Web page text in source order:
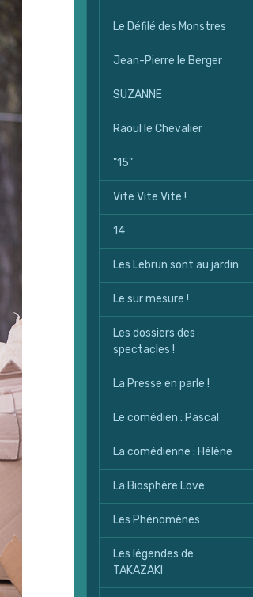
Le Défilé des Monstres
Jean-Pierre le Berger
SUZANNE
Raoul le Chevalier
"15"
Vite Vite Vite !
14
Les Lebrun sont au jardin
Le sur mesure !
Les dossiers des
spectacles !
La Presse en parle !
Le comédien : Pascal
La comédienne : Hélène
La Biosphère Love
Les Phénomènes
Les légendes de
TAKAZAKI